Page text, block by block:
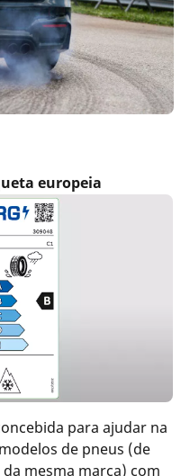
europeia
para ajudar na
de pneus (de
mesma marca) com